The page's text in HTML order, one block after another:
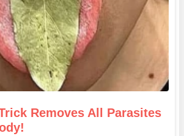
Removes All Parasites